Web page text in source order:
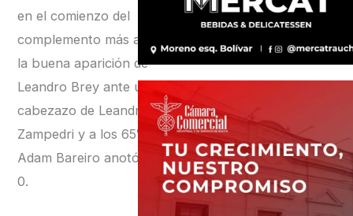
en el comienzo del
complemento más allá de
la buena aparición de
Leandro Brey ante un
cabezazo de Leandro
Zampedri y a los 65′
Adam Bareiro anotó el 2-
0.